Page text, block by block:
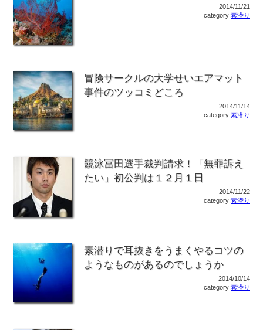
2014/11/21
category:素潜り
冒険サークルの大学せいエアマット
事件のツッコミどころ
2014/11/14
category:素潜り
竸泳冨田選手裁判請求！「無罪訴え
たい」初公判は１２月１日
2014/11/22
category:素潜り
素潜りで耳抜きをうまくやるコツの
ようなものがあるのでしょうか
2014/10/14
category:素潜り